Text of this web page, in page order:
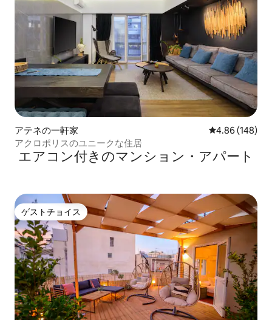
アテネの一軒家 レビュー148
4.86 (148)
アクロポリスのユニークな住居
エアコン付きのマンション・アパート
ゲストチョイス
ゲストチョイス